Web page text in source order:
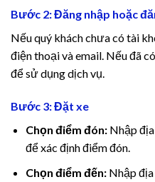
panel
panel
panel
panel
panel
panel
Bước 2: Đăng nhập hoặc
Nếu quý khách chưa có tài
điện thoại và email. Nếu đã
để sử dụng dịch vụ.
Bước 3: Đặt xe
Chọn điểm đón:Nhập địa
để xác định điểm đón.
Chọn điểm đến:Nhập địa